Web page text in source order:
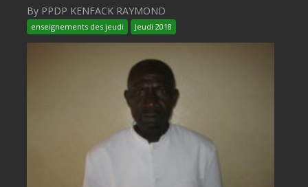
By PPDP KENFACK RAYMOND
enseignements des jeudi Jeudi 2018